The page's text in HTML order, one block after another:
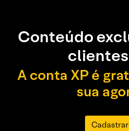
Conteúdo
A conta XP é
sua
Cadastrar